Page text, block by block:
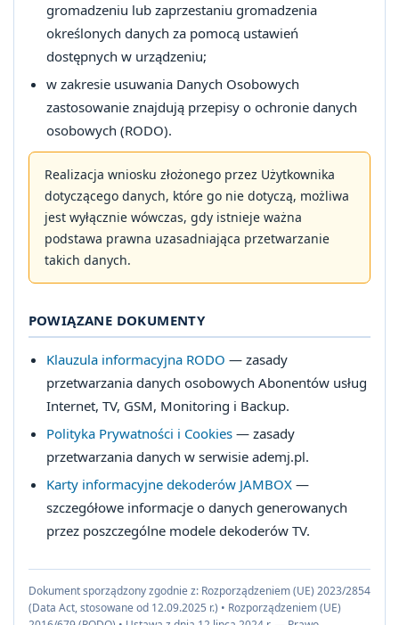
gromadzeniu lub zaprzestaniu gromadzenia
określonych danych za pomocą ustawień
dostępnych w urządzeniu;
w zakresie usuwania Danych Osobowych
zastosowanie znajdują przepisy o ochronie danych
osobowych (RODO).
Realizacja wniosku złożonego przez Użytkownika
dotyczącego danych, które go nie dotyczą, możliwa
jest wyłącznie wówczas, gdy istnieje ważna
podstawa prawna uzasadniająca przetwarzanie
takich danych.
POWIĄZANE DOKUMENTY
Klauzula informacyjna RODO — zasady
przetwarzania danych osobowych Abonentów usług
Internet, TV, GSM, Monitoring i Backup.
Polityka Prywatności i Cookies— zasady
przetwarzania danych w serwisie ademj.pl.
Karty informacyjne dekoderów JAMBOX—
szczegółowe informacje o danych generowanych
przez poszczególne modele dekoderów TV.
Dokument sporządzony zgodnie z: Rozporządzeniem (UE) 2023/2854
(Data Act, stosowane od 12.09.2025 r.) • Rozporządzeniem (UE)